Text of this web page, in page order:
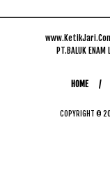
PT.BALUK
HOME
COPYRIGHT ©